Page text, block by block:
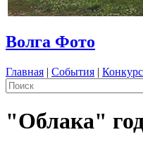
Волга Фото
Главная | События |
"Облака"